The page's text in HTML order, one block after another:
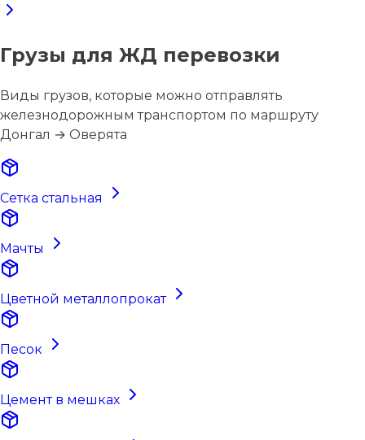
Грузы для ЖД перевозки
Виды грузов, которые можно отправлять
железнодорожным транспортом по маршруту
Донгал → Оверята
Сетка стальная
Мачты
Цветной металлопрокат
Песок
Цемент в мешках